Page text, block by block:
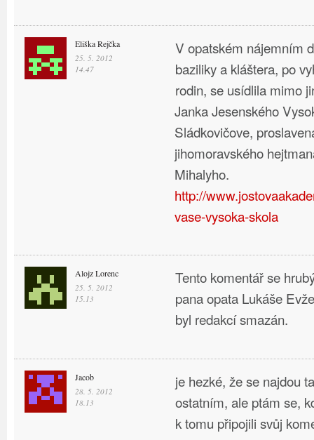
Eliška Rejčka
25. 5. 2012
14.47
V opatském nájemním
baziliky a kláštera, po
rodin, se usídlila mimo
Janka Jesenského
Sládkovičove,
jihomoravského
Mihalyho.
http://
vase-vysoka-skola
Alojz Lorenc
25. 5. 2012
15.13
Tento komentář se
pana opata Lukáše
byl redakcí smazán.
Jacob
28. 5. 2012
18.13
je hezké, že se najdou
ostatním, ale ptám se,
k tomu připojili svůj